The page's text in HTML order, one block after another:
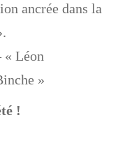
ancrée dans la
« Léon
»
!